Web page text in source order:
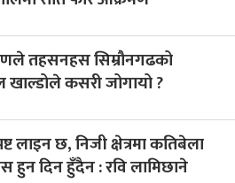
तहसनहस सिम्रौनगढको
खाल्डोले कसरी जोगायो ?
लाइन छ, निजी क्षेत्रमा कतिबेला
हुन दिन हुँदैन : रवि लामिछाने